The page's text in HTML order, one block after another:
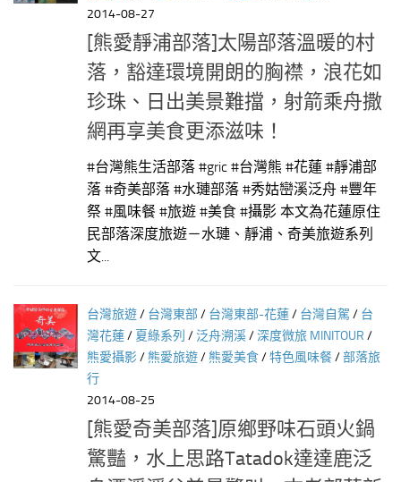
2014-08-27
[熊愛靜浦部落]太陽部落溫暖的村
落，豁達環境開朗的胸襟，浪花如
珍珠、日出美景難擋，射箭乘舟撒
網再享美食更添滋味！
#台灣熊生活部落 #gric #台灣熊 #花蓮 #靜浦部
落 #奇美部落 #水璉部落 #秀姑巒溪泛舟 #豐年
祭 #風味餐 #旅遊 #美食 #攝影 本文為花蓮原住
民部落深度旅遊－水璉、靜浦、奇美旅遊系列
文...
台灣旅遊/ 台灣東部 / 台灣東部-花蓮/ 台灣自駕 / 台
灣花蓮/ 夏綠系列 /泛舟溯溪 /深度微旅 MINITOUR /
熊愛攝影/ 熊愛旅遊/ 熊愛美食/特色風味餐/部落旅
行
2014-08-25
[熊愛奇美部落]原鄉野味石頭火鍋
驚豔，水上思路Tatadok達達鹿泛